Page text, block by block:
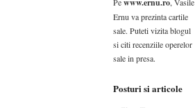
www.ernu.ro
Ernu va prezinta cartile
sale. Puteti vizita blogul
si citi recenziile operelor
sale in presa.
Posturi si articole